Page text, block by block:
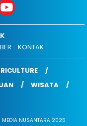
KONTAK
WISATA
MEDIA NUSANTARA 2025